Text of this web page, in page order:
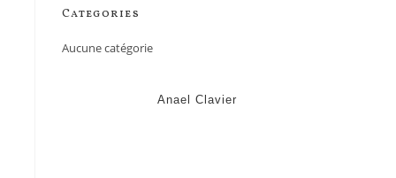
Categories
Aucune catégorie
Anael Clavier